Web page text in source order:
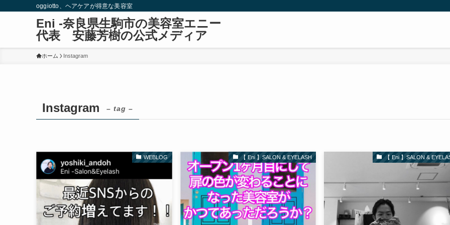
oggiotto、ヘアケアが得意な美容室
Eni -奈良県生駒市の美容室エニー
代表 安藤芳樹の公式メディア
ホーム Instagram
Instagram – tag –
WEBLOG 【 Eni 】SALON & EYELASH 【 Eni 】SALON &